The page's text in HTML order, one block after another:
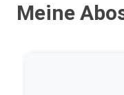
Meine